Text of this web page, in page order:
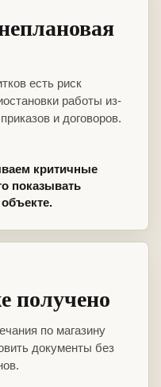
есть риск
работы из-
и договоров.
критичные
показывать
получено
по магазину
документы без